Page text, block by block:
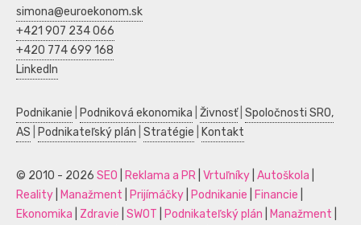
simona@euroekonom.sk
+421 907 234 066
+420 774 699 168
LinkedIn
Podnikanie Podniková ekonomika Živnosť| Spoločnosti SRO,
AS
Podnikateľský plán Stratégie Kontakt
© 2010 - 2026 SEO Reklama a PR Vrtuľníky Autoškola
Reality
Manažment Prijímáčky Podnikanie Financie
Ekonomika
Zdravie SWOT Podnikateľský plán Manažment